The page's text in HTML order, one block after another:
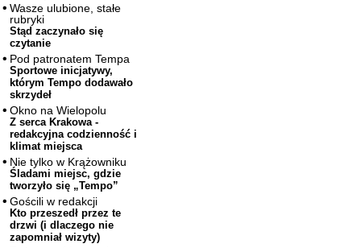
Wasze ulubione, stałe
rubryki
Stąd zaczynało się
czytanie
Pod patronatem Tempa
Sportowe inicjatywy,
którym Tempo dodawało
skrzydeł
Okno na Wielopolu
Z serca Krakowa -
redakcyjna codzienność i
klimat miejsca
Nie tylko w Krążowniku
Śladami miejsc, gdzie
tworzyło się „Tempo”
Gościli w redakcji
Kto przeszedł przez te
drzwi (i dlaczego nie
zapomniał wizyty)